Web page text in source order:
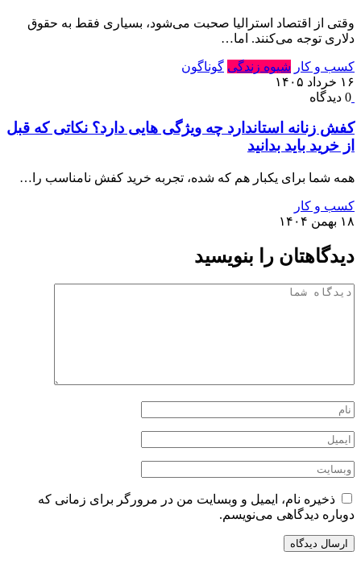
وقتی از اقتصاد استرالیا صحبت می‌شود⁠، بسیاری فقط به حقوق
دلاری توجه می‌کنند⁠.‏ اما…
کسب و کار شیوه زندگی گوناگون
۱۶ خرداد ۱۴۰۵
0 دیدگاه
کفش زنانه استاندارد چه ویژگی هایی دارد؟ نکاتی که قبل
از خرید باید بدانید
همه شما برای یکبار هم که شده، تجربه خرید کفش نامناسب را…
کسب و کار
۱۸ بهمن ۱۴۰۴
دیدگاهتان را بنویسید
ذخیره نام، ایمیل و وبسایت من در مرورگر برای زمانی که
دوباره دیدگاهی می‌نویسم.